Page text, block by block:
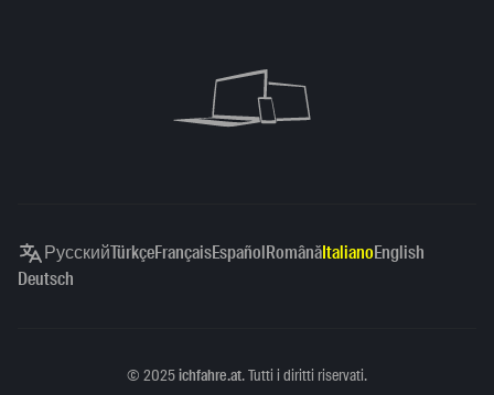
РусскийTürkçeFrançaisEspañolRomânăItalianoEnglish
Deutsch
Copyright
© 2025ichfahre.at. Tutti i diritti riservati.